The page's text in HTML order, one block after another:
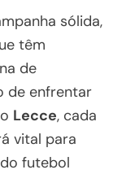
sólida,
têm
de
de enfrentar
Lecce, cada
vital para
futebol